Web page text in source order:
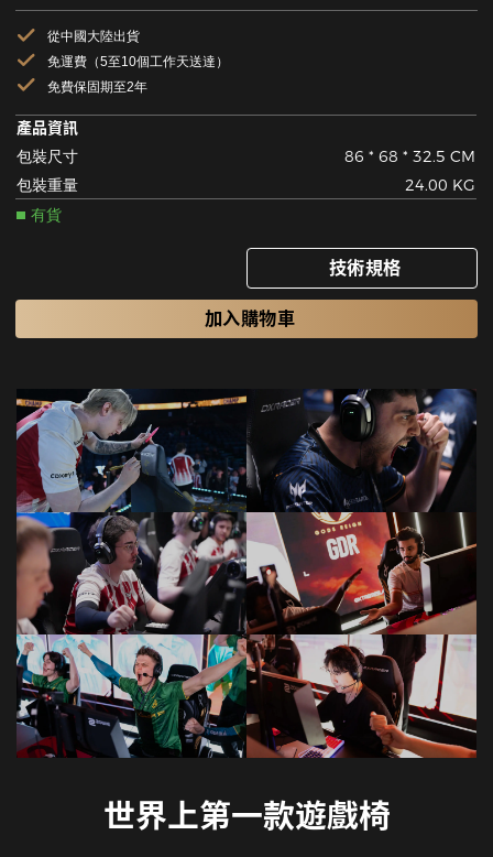
從中國大陸出貨
免運費（5至10個工作天送達）
免費保固期至2年
產品資訊
包裝尺寸
86 * 68 * 32.5 CM
包裝重量
24.00 KG
有貨
技術規格
加入購物車
世界上第一款遊戲椅